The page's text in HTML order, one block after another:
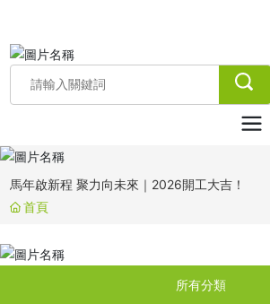
第39屆中國水周｜雨博士以水為脈，共繪國家
雨博士致敬每一位了不起的 “她”
馬年啟新程 聚力向未來｜2026開工大吉！
金馬啟新程，筑夢向未來——雨博士祝您新年快
科技園視察指導工作！
首頁
所有分類